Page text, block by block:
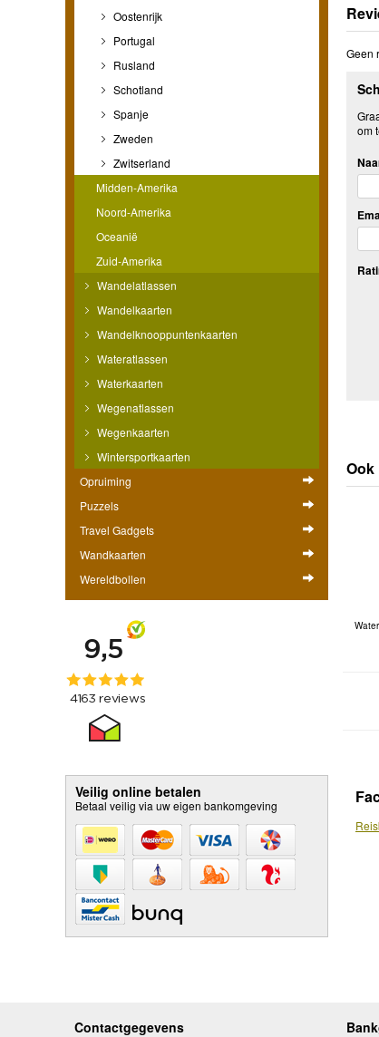
Oostenrijk
Portugal
Rusland
Schotland
Spanje
Zweden
Zwitserland
Midden-Amerika
Noord-Amerika
Oceanië
Zuid-Amerika
Wandelatlassen
Wandelkaarten
Wandelknooppuntenkaarten
Wateratlassen
Waterkaarten
Wegenatlassen
Wegenkaarten
Wintersportkaarten
Opruiming
Puzzels
Travel Gadgets
Wandkaarten
Wereldbollen
Veilig online betalen
Betaal veilig via uw eigen bankomgeving
Geen
om
Ook
Contactgegevens